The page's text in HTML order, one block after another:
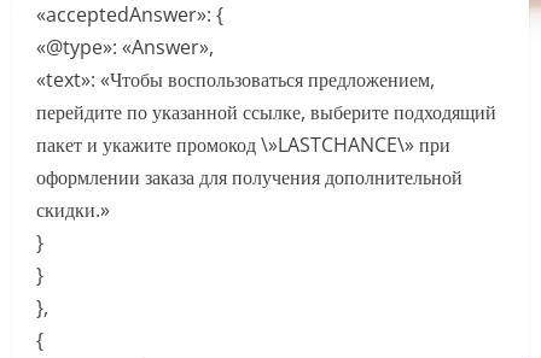
«acceptedAnswer»: {
«@type»: «Answer»,
«text»: «Чтобы воспользоваться предложением,
перейдите по указанной ссылке, выберите подходящий
пакет и укажите промокод \»LASTCHANCE\» при
оформлении заказа для получения дополнительной
скидки.»
}
}
},
{